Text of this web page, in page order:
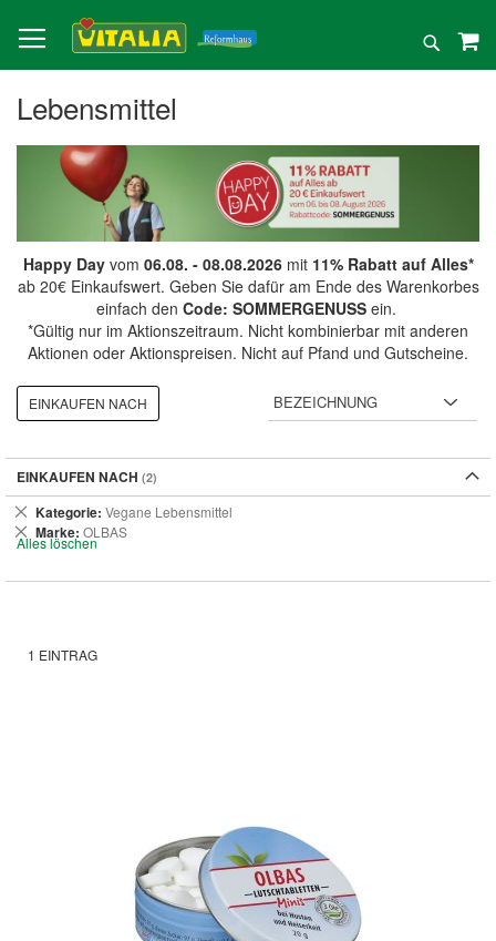
zum
Inhalt
Suche
Lebensmittel
Happy Dayvom 06.08. - 08.08.2026mit 11% Rabatt auf Alles*
ab 20€ Einkaufswert. Geben Sie dafür am Ende des Warenkorbes
einfach den Code: SOMMERGENUSSein.
*Gültig nur im Aktionszeitraum. Nicht kombinierbar mit anderen
Aktionen oder Aktionspreisen. Nicht auf Pfand und Gutscheine.
1 EINTRAG
EINKAUFEN NACH
EINKAUFEN NACH
Kategorie Vegane Lebensmittel
Dies
entfernen
Marke OLBAS
Dies
entfernen
Alles löschen